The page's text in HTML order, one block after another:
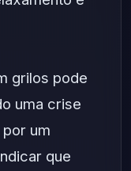
grilos pode
uma crise
um
que